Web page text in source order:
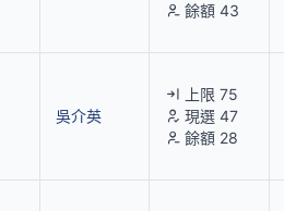
餘額 43
吳介英
上限 75
現選 47
餘額 28